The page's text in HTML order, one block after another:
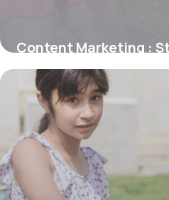
Content Marketing :
29 juin 2026